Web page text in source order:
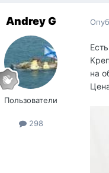
Andrey G
Пользователи
298
на